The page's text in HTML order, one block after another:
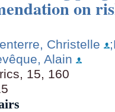
on
Christelle
Alain
15, 160